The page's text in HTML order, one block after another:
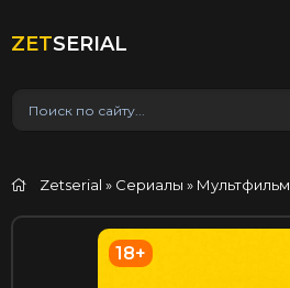
ZETSERIAL
Zetserial » Сериалы » Мультфильм
18+